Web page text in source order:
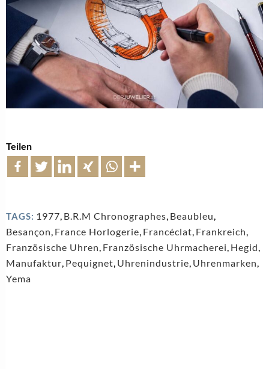
Teilen
TAGS: 1977, B.R.M Chronographes, Beaubleu,
Besançon, France Horlogerie, Francéclat, Frankreich,
Französische Uhren, Französische Uhrmacherei, Hegid,
Manufaktur, Pequignet, Uhrenindustrie, Uhrenmarken,
Yema